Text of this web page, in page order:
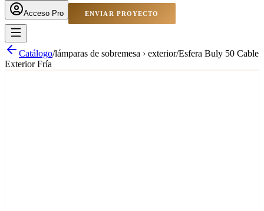
Acceso Pro ENVIAR PROYECTO
Catálogo/lámparas de sobremesa › exterior/Esfera Buly 50 Cable
Exterior Fría